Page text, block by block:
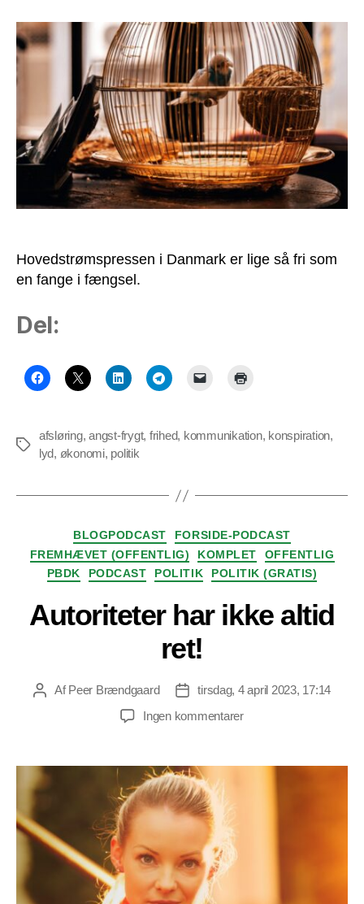
lige
så
fri
som
fuglen
sit
bur!
Hovedstrømspressen i Danmark er lige så fri som
en fange i fængsel.
Del:
Tags
afsløring,angst-frygt, frihed, kommunikation, konspiration,
lyd, økonomi, politik
Kategorier
BLOGPODCAST
FORSIDE-PODCAST
FREMHÆVET (OFFENTLIG)
KOMPLET
OFFENTLIG
PBDK
PODCAST POLITIK POLITIK (GRATIS)
Autoriteter har ikke altid
ret!
Indlægsforfatter
AfPeer Brændgaard Indlægsdato
tirsdag, 4 april 2023, 17:14
Ingen kommentarertil
ikke